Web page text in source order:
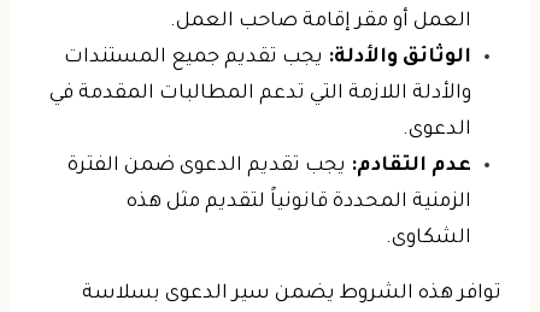
العمل أو مقر إقامة صاحب العمل.
الوثائق والأدلة: يجب تقديم جميع المستندات
والأدلة اللازمة التي تدعم المطالبات المقدمة في
الدعوى.
عدم التقادم: يجب تقديم الدعوى ضمن الفترة
الزمنية المحددة قانونياً لتقديم مثل هذه
الشكاوى.
توافر هذه الشروط يضمن سير الدعوى بسلاسة